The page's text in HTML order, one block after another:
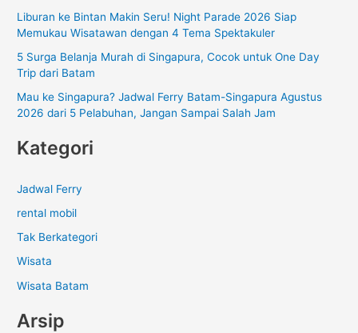
Liburan ke Bintan Makin Seru! Night Parade 2026 Siap
Memukau Wisatawan dengan 4 Tema Spektakuler
5 Surga Belanja Murah di Singapura, Cocok untuk One Day
Trip dari Batam
Mau ke Singapura? Jadwal Ferry Batam-Singapura Agustus
2026 dari 5 Pelabuhan, Jangan Sampai Salah Jam
Kategori
Jadwal Ferry
rental mobil
Tak Berkategori
Wisata
Wisata Batam
Arsip